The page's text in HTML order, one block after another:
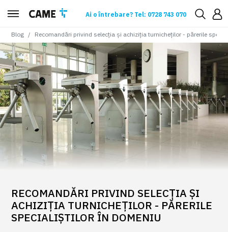
Ai o întrebare? Tel: 0728 743 070
Blog Recomandări privind selecția și achiziția turnicheților - părerile
RECOMANDĂRI PRIVIND SELECȚIA ȘI
ACHIZIȚIA TURNICHEȚILOR - PĂRERILE
SPECIALIȘTILOR ÎN DOMENIU